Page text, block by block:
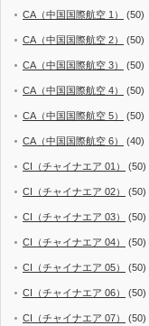
CA（中国国際航空 1） (50)
CA（中国国際航空 2） (50)
CA（中国国際航空 3） (50)
CA（中国国際航空 4） (50)
CA（中国国際航空 5） (50)
CA（中国国際航空 6） (40)
CI（チャイナエア 01） (50)
CI（チャイナエア 02） (50)
CI（チャイナエア 03） (50)
CI（チャイナエア 04） (50)
CI（チャイナエア 05） (50)
CI（チャイナエア 06） (50)
CI（チャイナエア 07） (50)